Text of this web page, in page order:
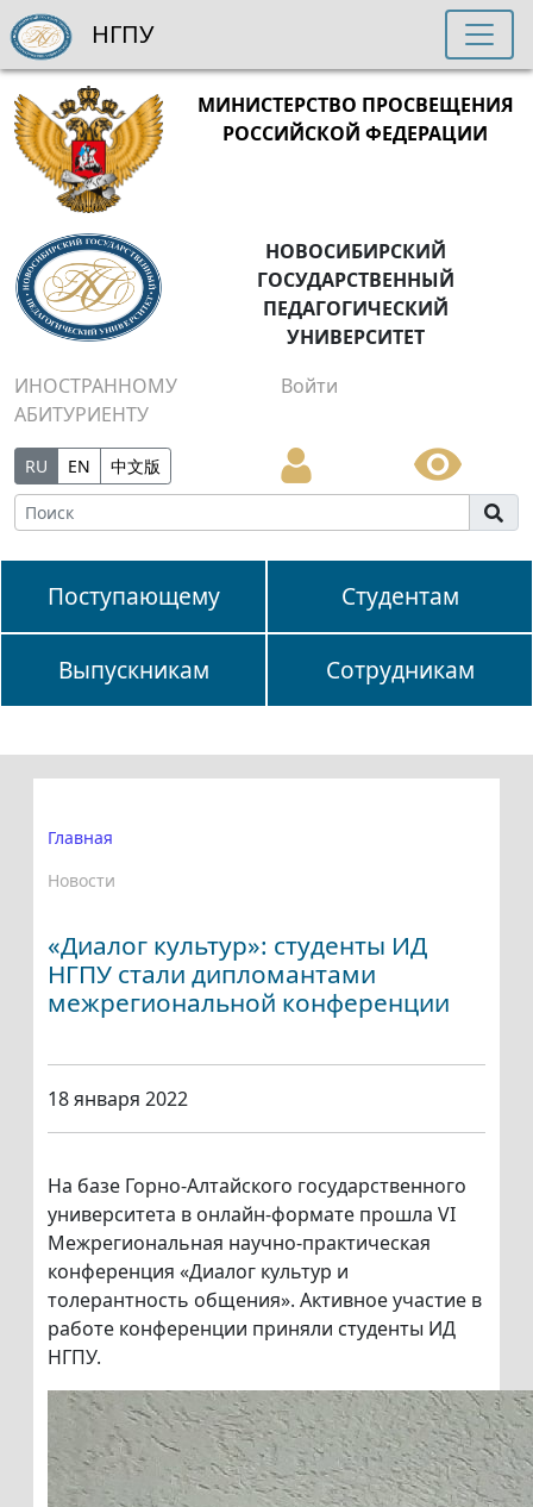
МИНИСТЕРСТВО ПРОСВЕЩЕНИЯ
РОССИЙСКОЙ ФЕДЕРАЦИИ
НОВОСИБИРСКИЙ
ГОСУДАРСТВЕННЫЙ
ПЕДАГОГИЧЕСКИЙ
УНИВЕРСИТЕТ
ИНОСТРАННОМУ
АБИТУРИЕНТУ
Войти
RU EN 中文版
Поступающему Студентам
Выпускникам Сотрудникам
НГПУ
Главная
Новости
«Диалог культур»: студенты ИД
НГПУ стали дипломантами
межрегиональной конференции
18 января 2022
На базе Горно-Алтайского государственного
университета в онлайн-формате прошла VI
Межрегиональная научно-практическая
конференция «Диалог культур и
толерантность общения». Активное участие в
работе конференции приняли студенты ИД
НГПУ.